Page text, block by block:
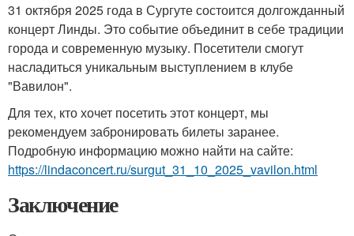
31 октября 2025 года в Сургуте состоится долгожданный
концерт Линды. Это событие объединит в себе традиции
города и современную музыку. Посетители смогут
насладиться уникальным выступлением в клубе
"Вавилон".
Для тех, кто хочет посетить этот концерт, мы
рекомендуем забронировать билеты заранее.
Подробную информацию можно найти на сайте:
https://lindaconcert.ru/surgut_31_10_2025_vavilon.html
Заключение